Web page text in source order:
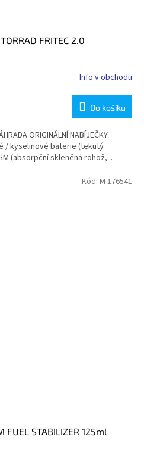
FRITEC 2.0
Info v obchodu
Do košíku
ORIGINÁLNÍ NABÍJEČKY
/ kyselinové baterie (tekutý
(absorpční skleněná rohož,...
FUEL STABILIZER 125ml
Kód: M 176541